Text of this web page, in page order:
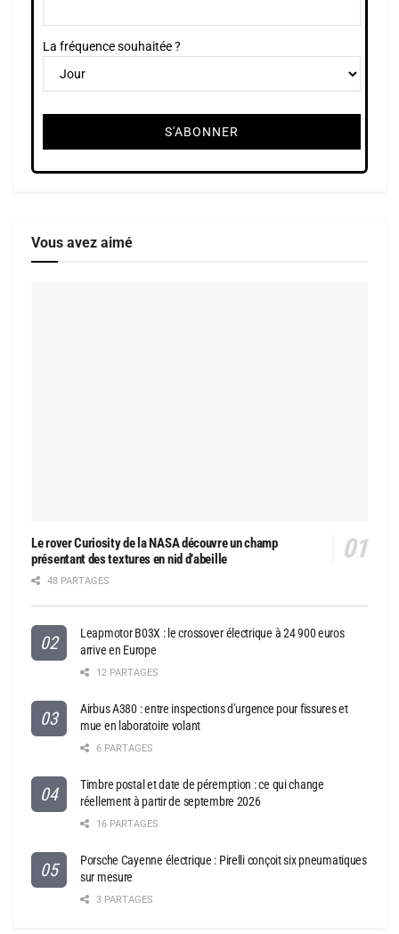
La fréquence souhaitée ?
Vous avez aimé
Le rover Curiosity de la NASA découvre un champ
présentant des textures en nid d’abeille
48 PARTAGES
Leapmotor B03X : le crossover électrique à 24 900 euros
arrive en Europe
12 PARTAGES
Airbus A380 : entre inspections d’urgence pour fissures et
mue en laboratoire volant
6 PARTAGES
Timbre postal et date de péremption : ce qui change
réellement à partir de septembre 2026
16 PARTAGES
Porsche Cayenne électrique : Pirelli conçoit six pneumatiques
sur mesure
3 PARTAGES